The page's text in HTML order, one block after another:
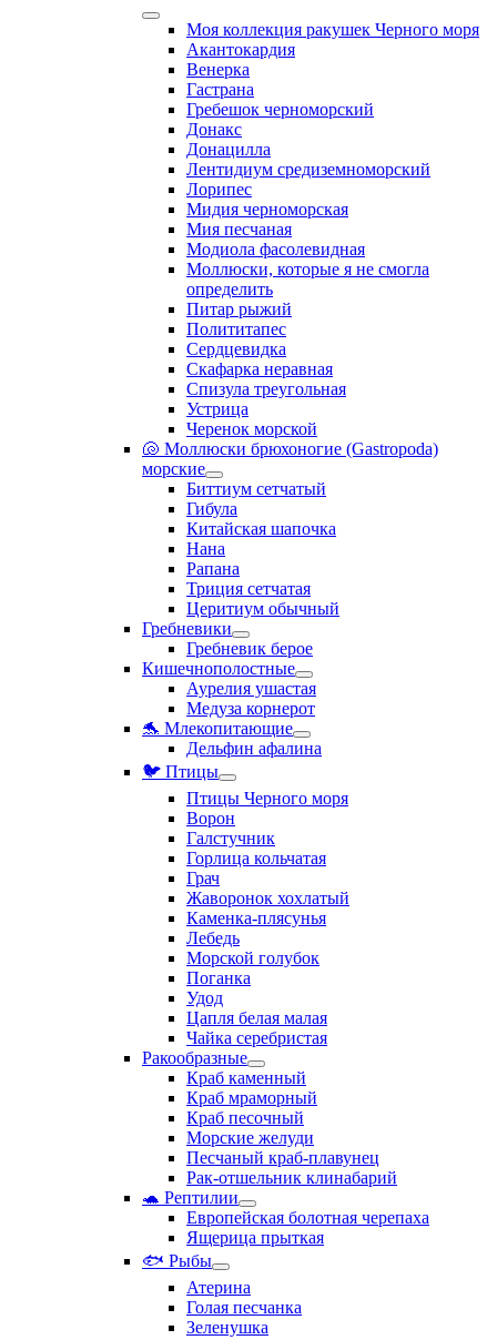
Моя коллекция ракушек Черного моря
Акантокардия
Венерка
Гастрана
Гребешок черноморский
Донакс
Донацилла
Лентидиум средиземноморский
Лорипес
Мидия черноморская
Мия песчаная
Модиола фасолевидная
Моллюски, которые я не смогла
определить
Питар рыжий
Полититапес
Сердцевидка
Скафарка неравная
Спизула треугольная
Устрица
Черенок морской
🐚 Моллюски брюхоногие (Gastropoda)
морские
Биттиум сетчатый
Гибула
Китайская шапочка
Нана
Рапана
Триция сетчатая
Церитиум обычный
Гребневики
Гребневик берое
Кишечнополостные
Аурелия ушастая
Медуза корнерот
🐬 Млекопитающие
Дельфин афалина
🐦 Птицы
Птицы Черного моря
Ворон
Галстучник
Горлица кольчатая
Грач
Жаворонок хохлатый
Каменка-плясунья
Лебедь
Морской голубок
Поганка
Удод
Цапля белая малая
Чайка серебристая
Ракообразные
Краб каменный
Краб мраморный
Краб песочный
Морские желуди
Песчаный краб-плавунец
Рак-отшельник клинабарий
🐢 Рептилии
Европейская болотная черепаха
Ящерица прыткая
🐟 Рыбы
Атерина
Голая песчанка
Зеленушка